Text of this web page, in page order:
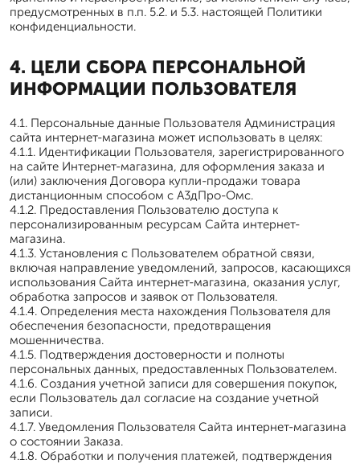
предусмотренных в п.п. 5.2. и 5.3. настоящей Политики
конфиденциальности.
4. ЦЕЛИ СБОРА ПЕРСОНАЛЬНОЙ
ИНФОРМАЦИИ ПОЛЬЗОВАТЕЛЯ
4.1. Персональные данные Пользователя Администрация
сайта интернет-магазина может использовать в целях:
4.1.1. Идентификации Пользователя, зарегистрированного
на сайте Интернет-магазина, для оформления заказа и
(или) заключения Договора купли-продажи товара
дистанционным способом с А3дПро-Омс.
4.1.2. Предоставления Пользователю доступа к
персонализированным ресурсам Сайта интернет-
магазина.
4.1.3. Установления с Пользователем обратной связи,
включая направление уведомлений, запросов, касающихся
использования Сайта интернет-магазина, оказания услуг,
обработка запросов и заявок от Пользователя.
4.1.4. Определения места нахождения Пользователя для
обеспечения безопасности, предотвращения
мошенничества.
4.1.5. Подтверждения достоверности и полноты
персональных данных, предоставленных Пользователем.
4.1.6. Создания учетной записи для совершения покупок,
если Пользователь дал согласие на создание учетной
записи.
4.1.7. Уведомления Пользователя Сайта интернет-магазина
о состоянии Заказа.
4.1.8. Обработки и получения платежей, подтверждения